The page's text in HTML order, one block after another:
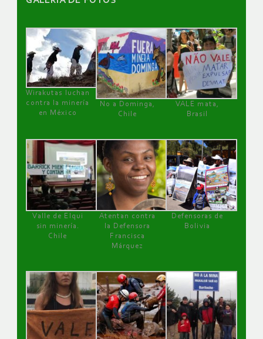
Wirakutas luchan
contra la minería
en México
No a Dominga,
Chile
VALE mata,
Brasil
Valle de Elqui
sin minería.
Chile
Atentan contra
la Defensora
Francisca
Márquez
Defensoras de
Bolivia